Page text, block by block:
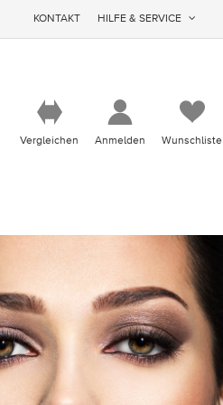
KONTAKT HILFE & SERVICE
Vergleichen Anmelden Wunschliste